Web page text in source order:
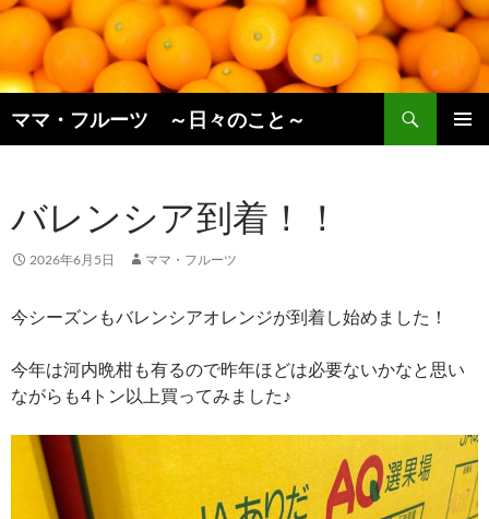
コ
テ
ン
ツ
へ
ッ
ママ・フルーツ ～日々のこと～
索
バレンシア到着！！
2026年6月5日 ママ・フルーツ
今シーズンもバレンシアオレンジが到着し始めました！
今年は河内晩柑も有るので昨年ほどは必要ないかなと思い
ながらも4トン以上買ってみました♪